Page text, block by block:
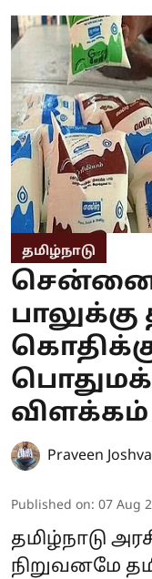
தமிழ்நாடு
பாலுக்கு
Praveen
Published on: 07 Aug
தமிழ்நாடு
நிறுவனமே